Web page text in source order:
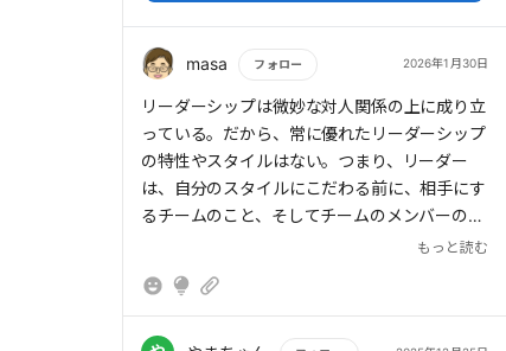
masa フォロー 2026年1月30日
もっと読む
リーダーシップは微妙な対人関係の上に成り立
っている。だから、常に優れたリーダーシップ
の特性やスタイルはない。つまり、リーダー
は、自分のスタイルにこだわる前に、相手にす
るチームのこと、そしてチームのメンバーのこ
とを観察し、理解することから始める必要があ
がちな視点であるように思うので、意識してお
もっと読む